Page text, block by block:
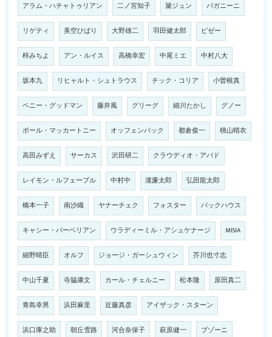
アラム・ハチャトゥリアン 二ノ宮知子 黛ジュン パガニーニ
リゲティ 美空ひばり 大野雄二 羽田健太郎 ビゼー
梓みちよ アン・ルイス 高橋幸宏 中尾ミエ 中村八大
坂本九 リヒャルト・シュトラウス チック・コリア 小曽根真
ベニー・グッドマン 藤井風 グリーグ 細川たかし グノー
ポール・マッカートニー オッフェンバック 都倉俊一 桃山晴衣
高田みずえ サーカス 沢田研二 クラウディオ・アバド
レイモン・ルフェーブル 中村中 瀧廉太郎 弘田龍太郎
橋本一子 南沙織 ヤナーチェク フォスター バックハウス
キャシー・バーベリアン ウラディーミル・アシュケナージ MISIA
細野晴臣 オルフ ジョージ・ガーシュウィン 芥川也寸志
中山千夏 寺脇康文 カール・チェルニー 松本隆 原田真二
青島幸男 浜田麻里 近藤真彦 アイザック・スターン
浜口庫之助 朝丘雪路 河合奈保子 萩原健一 ブゾーニ